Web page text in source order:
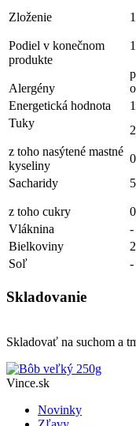
Zloženie
Podiel v konečnom
produkte
Alergény
Energetická hodnota
Tuky
z toho nasýtené mastné
kyseliny
Sacharidy
z toho cukry
Vláknina
-
Bielkoviny
Soľ
-
Skladovanie
Skladovať na suchom a
Vince.sk
Novinky